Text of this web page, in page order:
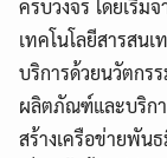
ครบวงจร โดยเริ่ม
เทคโนโลยีสารสน
บริการด้วยนวัตกร
ผลิตภัณฑ์และบริกา
สร้างเครือข่ายพัน